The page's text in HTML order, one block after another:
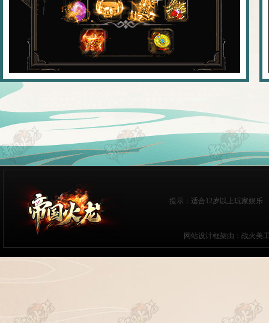
提示：适合12岁以上玩家娱乐
网站设计框架由：战火美